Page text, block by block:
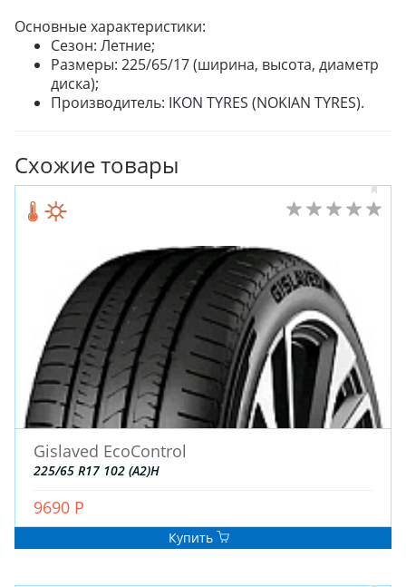
ЗИМНИЕ
ЛЕТНИЕ
ВСЕСЕЗОННЫЕ
ДЛЯ ГРУЗОВЫХ АВТО
Основные характеристики:
Сезон: Летние;
Размеры: 225/65/17 (ширина, высота, диаметр
диска);
Производитель: IKON TYRES (NOKIAN TYRES).
Схожие товары
Gislaved EcoControl
225/65 R17 102 (A2)H
9690 Р
Купить